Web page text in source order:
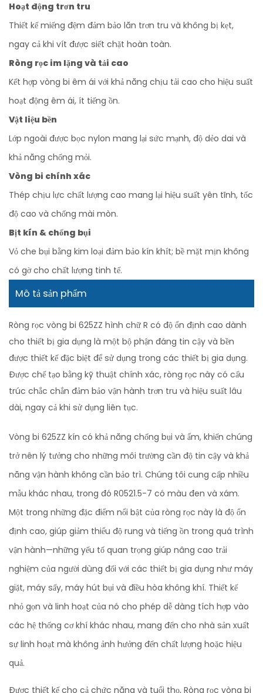
Hoạt động trơn tru
Thiết kế miếng đệm đảm bảo lăn trơn tru và không bị kẹt,
ngay cả khi vít được siết chặt hoàn toàn.
Ròng rọc im lặng và tải cao
Kết hợp vòng bi êm ái với khả năng chịu tải cao cho hiệu suất
hoạt động êm ái, ít tiếng ồn.
Vật liệu bền
Lớp ngoài được bọc nylon mang lại sức mạnh, độ dẻo dai và
khả năng chống mỏi.
Vòng bi chính xác
Thép chịu lực chất lượng cao mang lại hiệu suất yên tĩnh, tốc
độ cao và chống mài mòn.
Bịt kín & chống bụi
Vỏ che bụi bằng kim loại đảm bảo kín khít; bề mặt mịn không
có gờ cho chất lượng tinh tế.
Mô tả sản phẩm
Ròng rọc vòng bi 625ZZ hình chữ R có độ ổn định cao dành
cho thiết bị gia dụng là một bộ phận đáng tin cậy và bền
được thiết kế đặc biệt để sử dụng trong các thiết bị gia dụng.
Được chế tạo bằng kỹ thuật chính xác, ròng rọc này có cấu
trúc chắc chắn đảm bảo vận hành trơn tru và hiệu suất lâu
dài, ngay cả khi sử dụng liên tục.
Vòng bi 625ZZ kín có khả năng chống bụi và ẩm, khiến chúng
trở nên lý tưởng cho những môi trường cần độ tin cậy và khả
năng vận hành không cần bảo trì. Chúng tôi cung cấp nhiều
mẫu khác nhau, trong đó R0521.5-7 có màu đen và xám.
Một trong những đặc điểm nổi bật của ròng rọc này là độ ổn
định cao, giúp giảm thiểu độ rung và tiếng ồn trong quá trình
vận hành—những yếu tố quan trọng giúp nâng cao trải
nghiệm của người dùng đối với các thiết bị gia dụng như máy
giặt, máy sấy, máy hút bụi và điều hòa không khí. Thiết kế
nhỏ gọn và linh hoạt của nó cho phép dễ dàng tích hợp vào
các hệ thống cơ khí khác nhau, mang đến cho nhà sản xuất
sự linh hoạt mà không ảnh hưởng đến chất lượng hoặc hiệu
quả.
Được thiết kế cho cả chức năng và tuổi thọ, Ròng rọc vòng bi